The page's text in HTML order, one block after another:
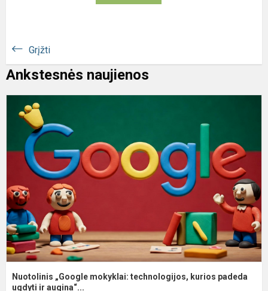
Grįžti
Ankstesnės naujienos
Nuotolinis „Google mokyklai: technologijos, kurios padeda
ugdyti ir augina“...